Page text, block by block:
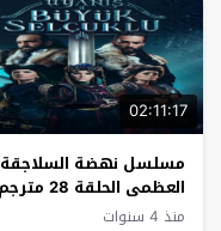
02:11:17
مسلسل نهضة السلاجقة
العظمى الحلقة 28 مترجم
منذ 4 سنوات